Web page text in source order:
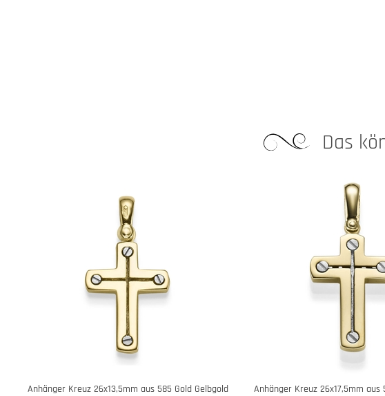
Das
Anhänger Kreuz 26x13,5mm aus 585 Gold Gelbgold
Anhänger Kreuz 26x17,5mm aus